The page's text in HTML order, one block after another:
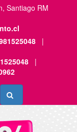
Santiago RM
|
|